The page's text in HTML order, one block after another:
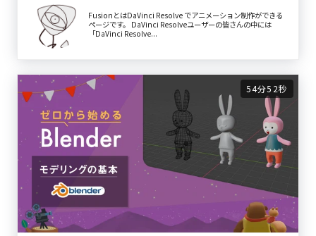
FusionとはDaVinci Resolve でアニメーション制作ができる
ページです。 DaVinci Resolveユーザーの皆さんの中には
「DaVinci Resolve...
54分52秒